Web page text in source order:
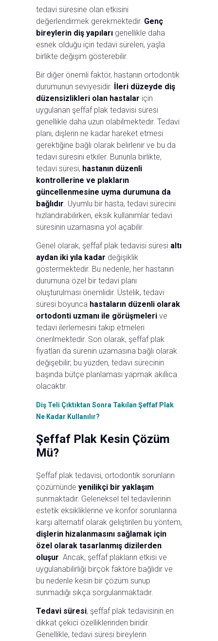
tedavi süresine olan etkisini
değerlendirmek gerekmektedir. Genç
bireylerin diş yapıları genellikle daha
esnek olduğu için tedavi süreleri, yaşla
birlikte değişim gösterebilir.
Bir diğer önemli faktör, hastanın ortodontik
durumunun seviyesidir. İleri düzeyde diş
düzensizlikleri olan hastalar için
uygulanan şeffaf plak tedavisi süresi
genellikle daha uzun olabilmektedir. Tedavi
planı, dişlerin ne kadar hareket etmesi
gerektiğine bağlı olarak belirlenir ve bu da
tedavi süresini etkiler. Bununla birlikte,
tedavi süresi, hastanın düzenli
kontrollerine ve plakların
güncellenmesine uyma durumuna da
bağlıdır. Uyumlu bir hasta, tedavi sürecini
hızlandırabilirken, eksik kullanımlar tedavi
süresinin uzamasına yol açabilir.
Genel olarak, şeffaf plak tedavisi süresi altı
aydan iki yıla kadar değişiklik
göstermektedir. Bu nedenle, her hastanın
durumuna özel bir tedavi planı
oluşturulması önemlidir. Üstelik, tedavi
süresi boyunca hastaların düzenli olarak
ortodonti uzmanı ile görüşmeleri ve
tedavi ilerlemesini takip etmeleri
önerilmektedir. Son olarak, şeffaf plak
fiyatları da sürenin uzamasına bağlı olarak
değişebilir; bu yüzden, tedavi sürecinin
başında bütçe planlaması yapmak akıllıca
olacaktır.
Diş Teli Çıktıktan Sonra Takılan Şeffaf Plak
Ne Kadar Kullanılır?
Şeffaf Plak Kesin Çözüm
Mü?
Şeffaf plak tedavisi, ortodontik sorunların
çözümünde yenilikçi bir yaklaşım
sunmaktadır. Geleneksel tel tedavilerinin
estetik eksikliklerine ve konfor sorunlarına
karşı alternatif olarak geliştirilen bu yöntem,
dişlerin hizalanmasını sağlamak için
özel olarak tasarlanmış dizilerden
oluşur. Ancak, şeffaf plakların etkisi ve
uygulanabilirliği birçok faktöre bağlıdır ve
bu nedenle kesin bir çözüm sunup
sunmadığı sıkça sorgulanmaktadır.
Tedavi süresi, şeffaf plak tedavisinin en
dikkat çekici özelliklerinden biridir.
Genellikle, tedavi süresi bireylerin